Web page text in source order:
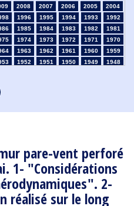
pare-vent perforé
1- "Considérations
2-
réalisé sur le long
2008 2007 2006 2005
2004
1996 1995 1994 1993
1992
1985 1984 1983 1982
1981
1974 1973 1972 1971
1970
1963 1962 1961 1960
1959
1952 1951 1950 1949
1948